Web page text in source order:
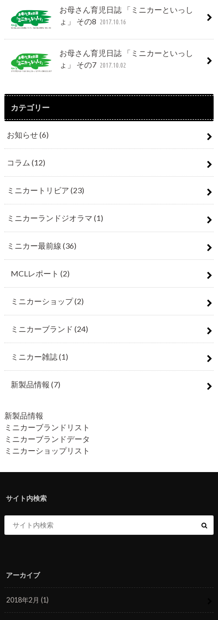
お母さん育児日誌 「ミニカーといっし
ょ」 その8 2017.10.16
お母さん育児日誌 「ミニカーといっし
ょ」 その7 2017.10.02
カテゴリー
お知らせ(6)
コラム (12)
ミニカートリビア (23)
ミニカーランドジオラマ (1)
ミニカー最前線 (36)
MCLレポート (2)
ミニカーショップ(2)
ミニカーブランド (24)
ミニカー雑誌(1)
新製品情報 (7)
新製品情報
ミニカーブランドリスト
ミニカーブランドデータ
ミニカーショップリスト
サイト内検索
アーカイブ
2018年2月 (1)